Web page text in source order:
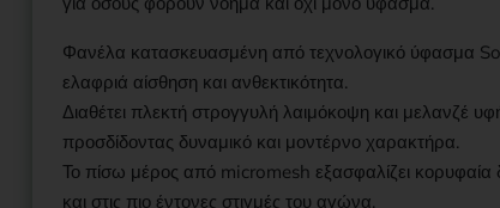
Φανέλα κατασκευασμένη από τεχνολογικό ύφασμα
ελαφριά αίσθηση και ανθεκτικότητα.
Διαθέτει πλεκτή στρογγυλή λαιμόκοψη και μελανζέ
προσδίδοντας δυναμικό και μοντέρνο χαρακτήρα.
Το πίσω μέρος από micromesh εξασφαλίζει κορυφαία
και στις πιο έντονες στιγμές του αγώνα.